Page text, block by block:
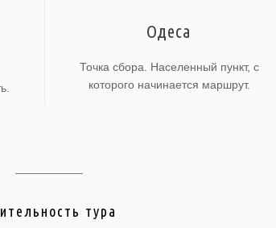
Одеса
Точка сбора. Населенный пункт, с
которого начинается маршрут.
тура